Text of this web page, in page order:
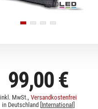
99,00 €
inkl. MwSt., Versandkostenfrei
in Deutschland [ International